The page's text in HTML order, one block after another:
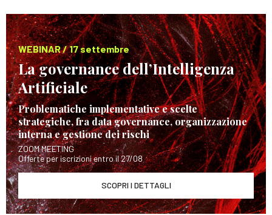
WEBINAR / 17 settembre
La governance dell’Intelligenza
Artificiale
Problematiche implementative e scelte
strategiche, fra data governance, organizzazione
interna e gestione dei rischi
ZOOM MEETING
Offerte per iscrizioni entro il 27/08
SCOPRI I DETTAGLI